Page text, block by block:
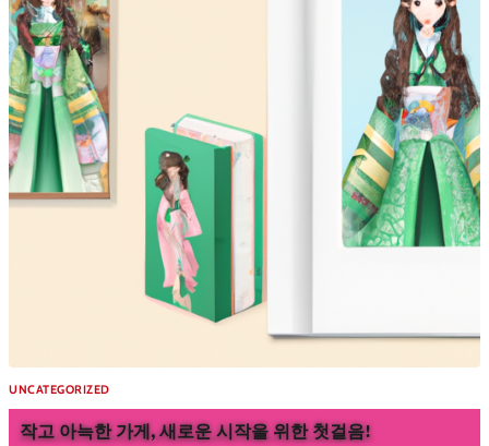
UNCATEGORIZED
작고 아늑한 가게, 새로운 시작을 위한 첫걸음!